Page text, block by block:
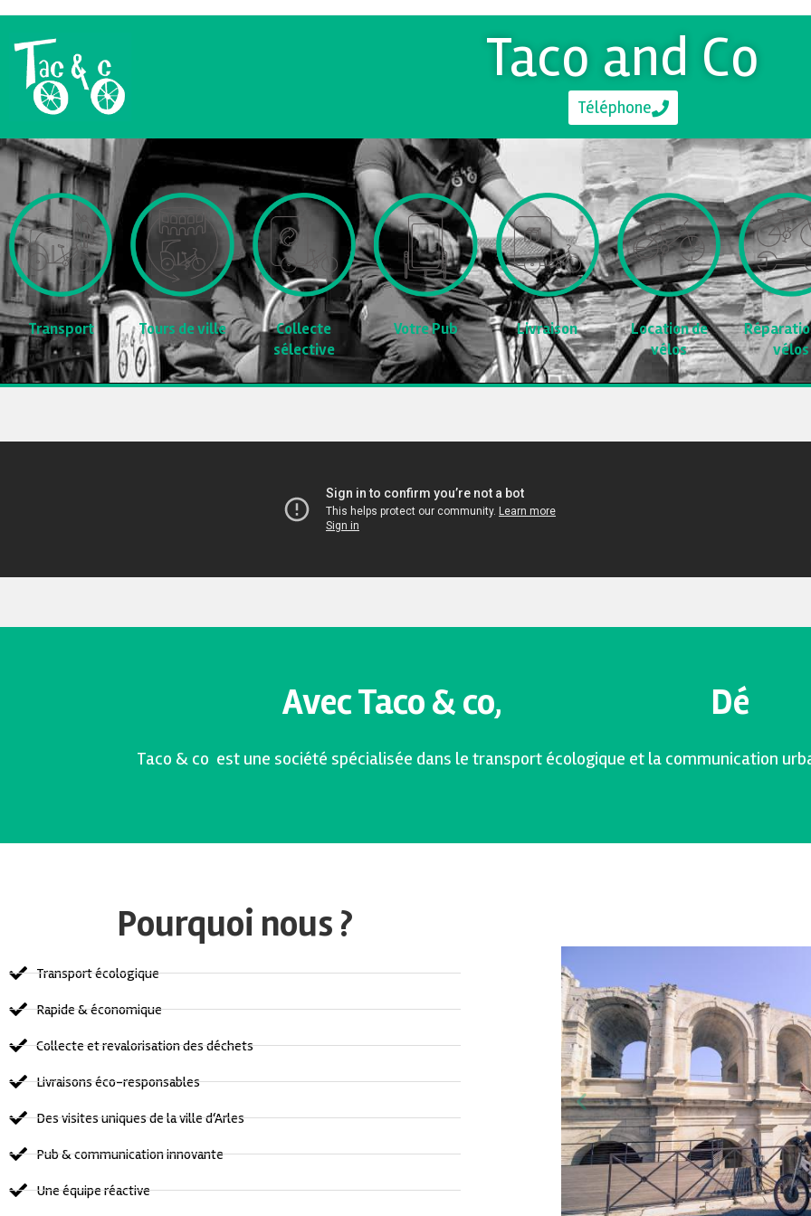
Taco and Co
Téléphone
Transport Tours de ville
Collecte
sélective
Votre Pub Livraison
Location de
vélos
vélos
Avec Taco & co, Dé
Taco & co est une société spécialisée dans le transport écologique et la communication
Pourquoi nous ?
Transport écologique
Rapide & économique
Collecte et revalorisation des déchets
Livraisons éco-responsables
Des visites uniques de la ville d‘Arles
Pub & communication innovante
Une équipe réactive